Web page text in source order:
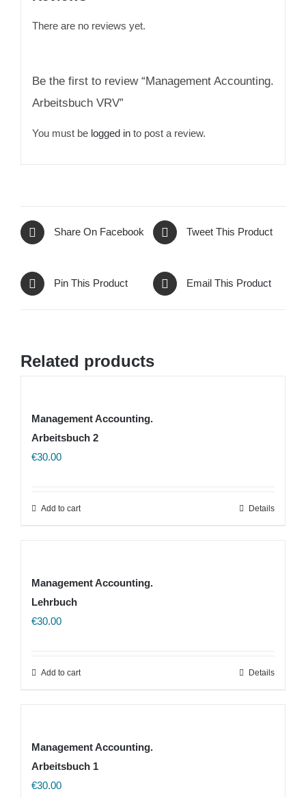
There are no reviews yet.
Be the first to review “Management Accounting.
Arbeitsbuch VRV”
You must be logged into post a review.
Share On Facebook Tweet This Product
Pin This Product Email This Product
Related products
Management Accounting.
Arbeitsbuch 2
€30.00
Add to cart Details
Management Accounting.
Lehrbuch
€30.00
Add to cart Details
Management Accounting.
Arbeitsbuch 1
€30.00